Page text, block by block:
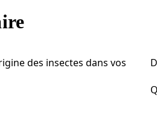
des insectes dans vos